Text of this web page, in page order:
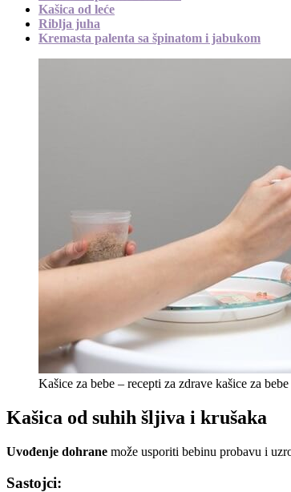
Kašica od leće
Riblja juha
Kremasta palenta sa špinatom i jabukom
Kašice za bebe – recepti za zdrave kašice za bebe
Kašica od suhih šljiva i krušaka
Uvođenje dohrane može usporiti bebinu probavu i
Sastojci: